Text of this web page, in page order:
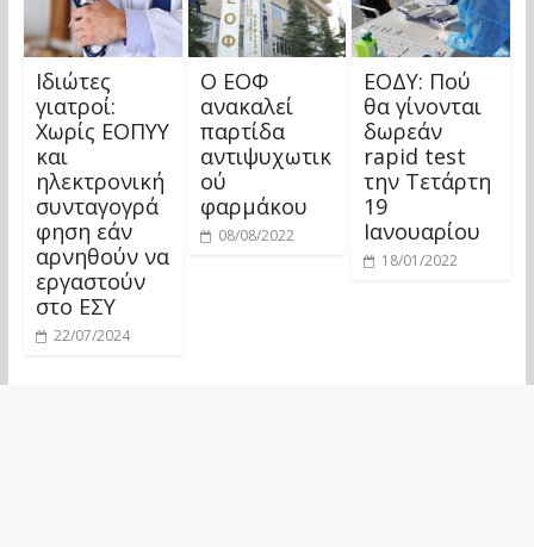
Ιδιώτες
γιατροί:
Χωρίς ΕΟΠΥΥ
και
ηλεκτρονική
συνταγογρά
φηση εάν
αρνηθούν να
εργαστούν
στο ΕΣΥ
22/07/2024
Ο ΕΟΦ
ανακαλεί
παρτίδα
αντιψυχωτικ
ού
φαρμάκου
08/08/2022
ΕΟΔΥ: Πού
θα γίνονται
δωρεάν
rapid test
την Τετάρτη
19
Ιανουαρίου
18/01/2022